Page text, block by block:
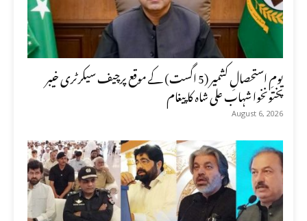
یومِ استحصالِ کشمیر (5 اگست) کے موقع پرچیف سیکرٹری خیبر
پختونخوا شہاب علی شاہ کا پیغام
August 6, 2026